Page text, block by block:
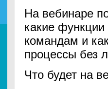
На вебинаре
какие
командам и
процессы без
Что будет на